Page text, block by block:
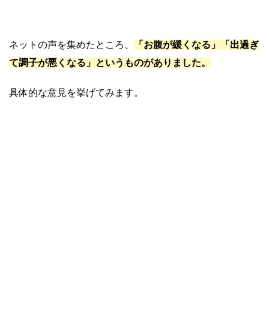
ネットの声を集めたところ、
「お腹が緩くなる」「出過ぎ
て調子が悪くなる」というものがありました。
具体的な意見を挙げてみます。